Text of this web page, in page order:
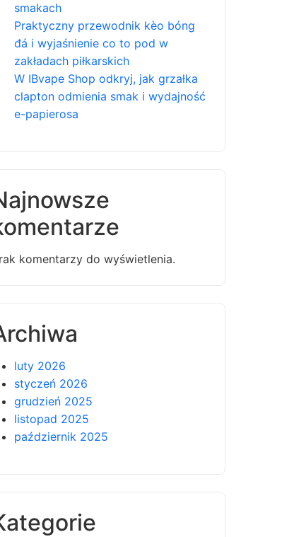
smakach
Praktyczny przewodnik kèo bóng
đá i wyjaśnienie co to pod w
zakładach piłkarskich
W IBvape Shop odkryj, jak grzałka
clapton odmienia smak i wydajność
e-papierosa
komentarzy do wyświetlenia.
luty 2026
styczeń 2026
grudzień 2025
listopad 2025
październik 2025